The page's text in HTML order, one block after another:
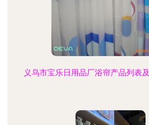
义乌市宝乐日用品厂浴帘产品列表